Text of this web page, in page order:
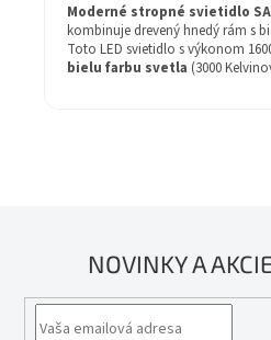
Moderné stropné svietidlo
kombinuje drevený hnedý rám s
Toto LED svietidlo s výkonom
bielu farbu svetla (3000
NOVINKY A